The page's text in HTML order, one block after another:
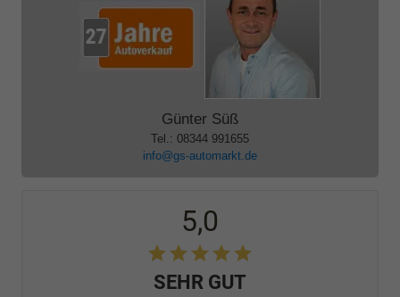
Günter Süß
Tel.: 08344 991655
info@gs-automarkt.de
5,0
SEHR GUT